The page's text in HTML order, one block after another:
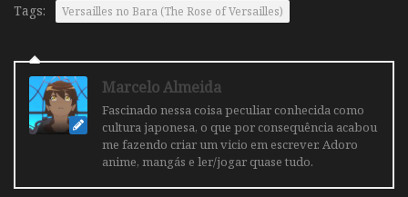
Tags: Versailles no Bara (The Rose of Versailles)
Marcelo Almeida
Fascinado nessa coisa peculiar conhecida como
cultura japonesa, o que por consequência acabou
me fazendo criar um vicio em escrever. Adoro
anime, mangás e ler/jogar quase tudo.